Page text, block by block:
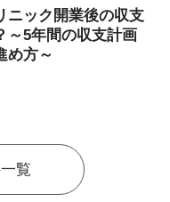
ニック開業後の収支
～5年間の収支計画
め方～
覧